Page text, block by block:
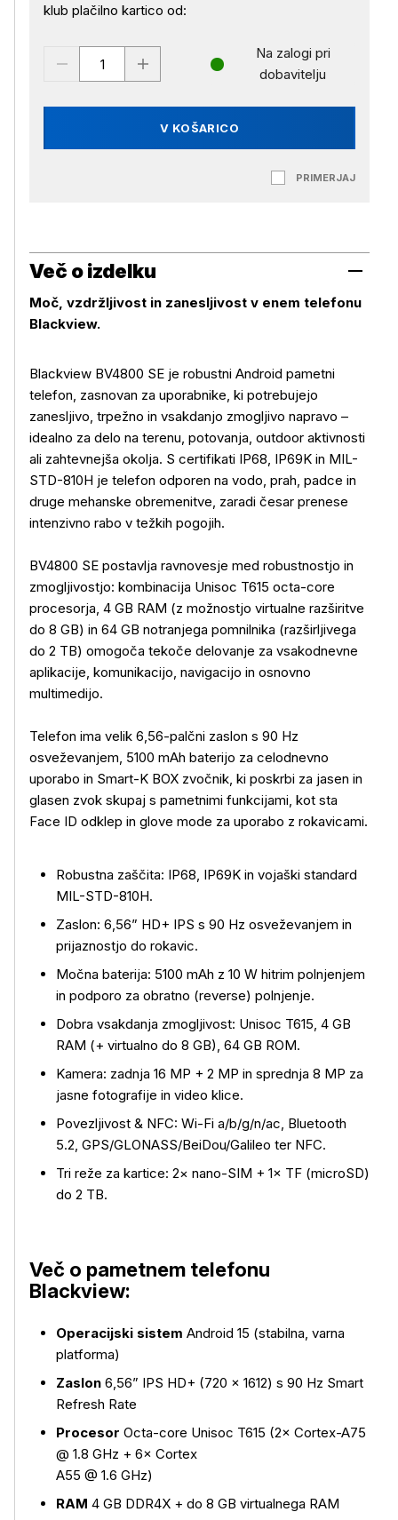
klub plačilno kartico od:
V KOŠARICO
Na zalogi pri
dobavitelju
PRIMERJAJ
Več o izdelku
Več o izdelku
Moč, vzdržljivost in zanesljivost v enem telefonu
Blackview.
Blackview BV4800 SE je robustni Android pametni
telefon, zasnovan za uporabnike, ki potrebujejo
zanesljivo, trpežno in vsakdanjo zmogljivo napravo –
idealno za delo na terenu, potovanja, outdoor aktivnosti
ali zahtevnejša okolja. S certifikati IP68, IP69K in MIL-
STD-810H je telefon odporen na vodo, prah, padce in
druge mehanske obremenitve, zaradi česar prenese
intenzivno rabo v težkih pogojih.
BV4800 SE postavlja ravnovesje med robustnostjo in
zmogljivostjo: kombinacija Unisoc T615 octa-core
procesorja, 4 GB RAM (z možnostjo virtualne razširitve
do 8 GB) in 64 GB notranjega pomnilnika (razširljivega
do 2 TB) omogoča tekoče delovanje za vsakodnevne
aplikacije, komunikacijo, navigacijo in osnovno
multimedijo.
Telefon ima velik 6,56-palčni zaslon s 90 Hz
osveževanjem, 5100 mAh baterijo za celodnevno
uporabo in Smart-K BOX zvočnik, ki poskrbi za jasen in
glasen zvok skupaj s pametnimi funkcijami, kot sta
Face ID odklep in glove mode za uporabo z rokavicami.
Robustna zaščita: IP68, IP69K in vojaški standard
MIL-STD-810H.
Zaslon: 6,56” HD+ IPS s 90 Hz osveževanjem in
prijaznostjo do rokavic.
Močna baterija: 5100 mAh z 10 W hitrim polnjenjem
in podporo za obratno (reverse) polnjenje.
Dobra vsakdanja zmogljivost: Unisoc T615, 4 GB
RAM (+ virtualno do 8 GB), 64 GB ROM.
Kamera: zadnja 16 MP + 2 MP in sprednja 8 MP za
jasne fotografije in video klice.
Povezljivost & NFC: Wi-Fi a/b/g/n/ac, Bluetooth
5.2, GPS/GLONASS/BeiDou/Galileo ter NFC.
Tri reže za kartice: 2× nano-SIM + 1× TF (microSD)
do 2 TB.
Več o pametnem telefonu
Blackview:
Operacijski sistem Android 15 (stabilna, varna
platforma)
Zaslon 6,56” IPS HD+ (720 × 1612) s 90 Hz Smart
Refresh Rate
Procesor Octa-core Unisoc T615 (2× Cortex-A75
@ 1.8 GHz + 6× Cortex
A55 @ 1.6 GHz)
RAM 4 GB DDR4X + do 8 GB virtualnega RAM